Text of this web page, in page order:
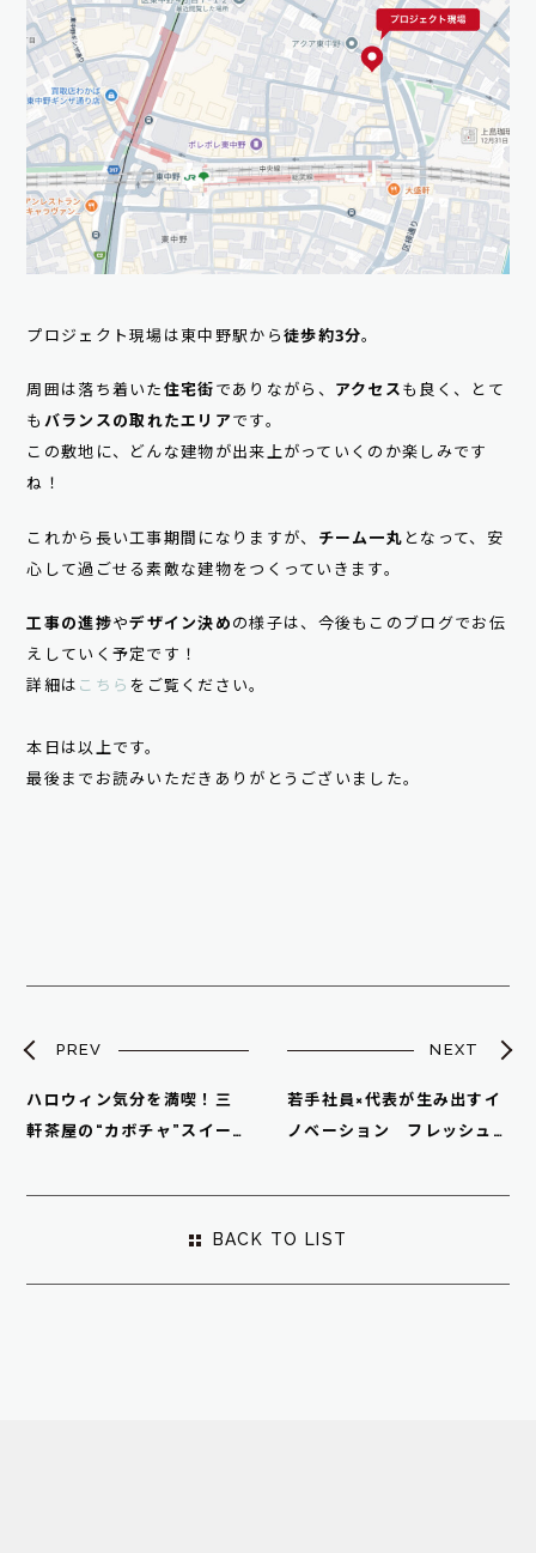
プロジェクト現場は東中野駅から 徒歩約3分。
周囲は落ち着いた 住宅街 でありながら、 アクセス も良く、とて
も バランスの取れたエリアです。
この敷地に、どんな建物が出来上がっていくのか楽しみです
ね！
これから長い工事期間になりますが、 チーム一丸 となって、安
心して過ごせる素敵な建物をつくっていきます。
工事の進捗やデザイン決め の様子は、今後もこのブログでお伝
えしていく予定です！
詳細は こちら をご覧ください。
本日は以上です。
最後までお読みいただきありがとうございました。
PREV
ハロウィン気分を満喫！三
軒茶屋の“カボチャ”スイー
NEXT
若手社員×代表が生み出すイ
ノベーション フレッシュ
BACK TO LIST